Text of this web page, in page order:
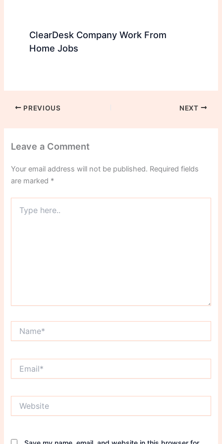
ClearDesk Company Work From
Home Jobs
PREVIOUS NEXT
Leave a Comment
Your email address will not be published. Required fields
are marked *
here..